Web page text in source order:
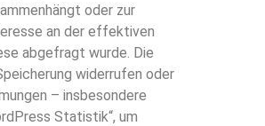
oder zur
an der effektiven
abgefragt wurde. Die
widerrufen oder
– insbesondere
Statistik“, um